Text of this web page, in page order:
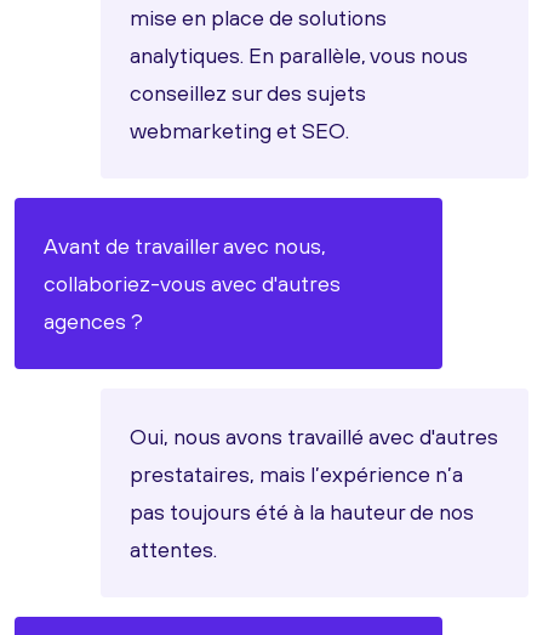
mise en place de solutions
analytiques. En parallèle, vous nous
conseillez sur des sujets
webmarketing et SEO.
Avant de travailler avec nous,
collaboriez-vous avec d'autres
agences ?
Oui, nous avons travaillé avec d'autres
prestataires, mais l’expérience n’a
pas toujours été à la hauteur de nos
attentes.